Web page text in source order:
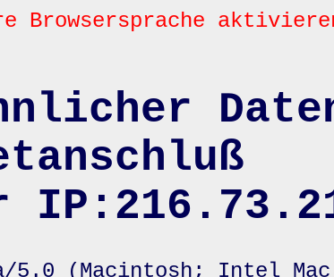
Browsersprache
(Macintosh; Intel Mac